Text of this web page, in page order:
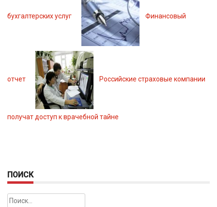
бухгалтерских услуг Финансовый
отчет Российские страховые компании
получат доступ к врачебной тайне
ПОИСК
Найти: